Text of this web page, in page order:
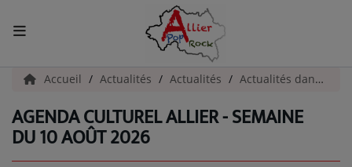
ACCUEIL
Actualités
INFOS - ALLIER
Accueil Actualités Actualités Actualités dans l'Allier
AGENDA CULTUREL ALLIER - SEMAINE
DU 10 AOÛT 2026